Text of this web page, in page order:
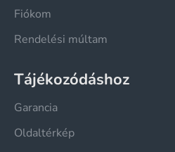
Fiókom
Rendelési múltam
Tájékozódáshoz
Garancia
Oldaltérkép